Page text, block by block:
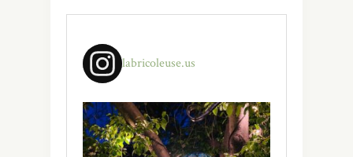
labricoleuse.us